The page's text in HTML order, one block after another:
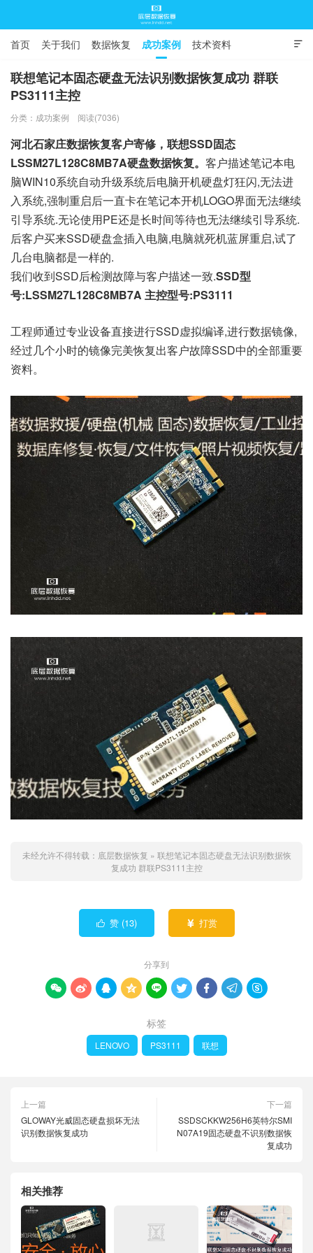

首页 关于我们 数据恢复 成功案例 技术资料
常见问题
联想笔记本固态硬盘无法识别数据恢复成功 群联
PS3111主控
分类： 成功案例 阅读(7036)
河北石家庄数据恢复客户寄修，联想SSD固态
LSSM27L128C8MB7A硬盘数据恢复。 客户描述笔记本电
脑WIN10系统自动升级系统后电脑开机硬盘灯狂闪,无法进
入系统,强制重启后一直卡在笔记本开机LOGO界面无法继续
引导系统.无论使用PE还是长时间等待也无法继续引导系统.
后客户买来SSD硬盘盒插入电脑,电脑就死机蓝屏重启,试了
几台电脑都是一样的.
我们收到SSD后检测故障与客户描述一致.SSD型
号:LSSM27L128C8MB7A 主控型号:PS3111
工程师通过专业设备直接进行SSD虚拟编译,进行数据镜像,
经过几个小时的镜像完美恢复出客户故障SSD中的全部重要
资料。
未经允许不得转载： 底层数据恢复 » 联想笔记本固态硬盘无法识别数据恢
复成功 群联PS3111主控
 赞 (13)  打赏
分享到
        
标签
LENOVO PS3111 联想
上一篇
GLOWAY光威固态硬盘损坏无法
识别数据恢复成功
下一篇
SSDSCKKW256H6英特尔SMI
N07A19固态硬盘不识别数据恢
复成功
相关推荐